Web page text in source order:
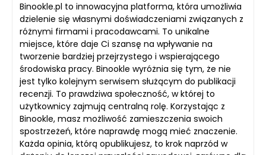
Binookle.pl to innowacyjna platforma, która umożliwia
dzielenie się własnymi doświadczeniami związanych z
różnymi firmami i pracodawcami. To unikalne
miejsce, które daje Ci szansę na wpływanie na
tworzenie bardziej przejrzystego i wspierającego
środowiska pracy. Binookle wyróżnia się tym, że nie
jest tylko kolejnym serwisem służącym do publikacji
recenzji. To prawdziwa społeczność, w której to
użytkownicy zajmują centralną rolę. Korzystając z
Binookle, masz możliwość zamieszczenia swoich
spostrzeżeń, które naprawdę mogą mieć znaczenie.
Każda opinia, którą opublikujesz, to krok naprzód w